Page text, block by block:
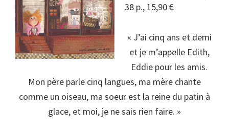
38 p., 15,90 €
« J’ai cinq ans et demi
et je m’appelle Edith,
Eddie pour les amis.
Mon père parle cinq langues, ma mère chante
comme un oiseau, ma soeur est la reine du patin à
glace, et moi, je ne sais rien faire. »